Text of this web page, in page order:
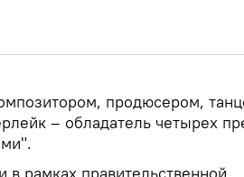
продюсером,
– обладатель четырех